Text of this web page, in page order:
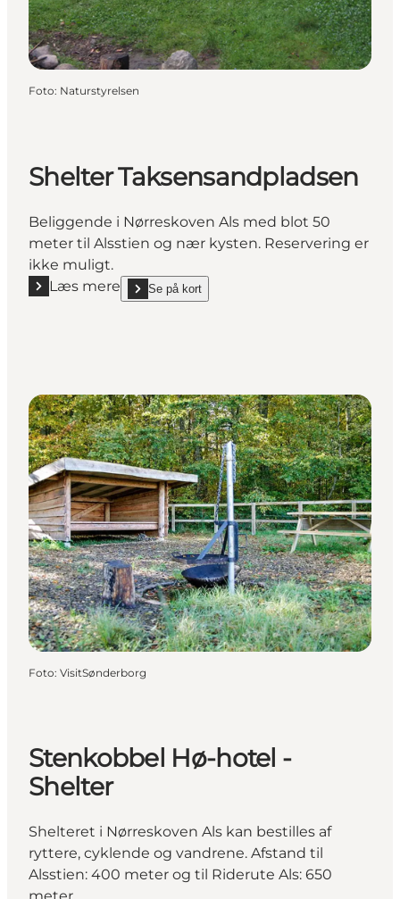
Foto: Naturstyrelsen
Shelter Taksensandpladsen
Beliggende i Nørreskoven Als med blot 50
meter til Alsstien og nær kysten. Reservering er
ikke muligt.
Læs mere
Læs mere "Shelter Taksensandpladsen"
Se på kort
show Shelter Taksensandpladsen on_map
Foto: VisitSønderborg
Stenkobbel Hø-hotel -
Shelter
Shelteret i Nørreskoven Als kan bestilles af
ryttere, cyklende og vandrene. Afstand til
Alsstien: 400 meter og til Riderute Als: 650